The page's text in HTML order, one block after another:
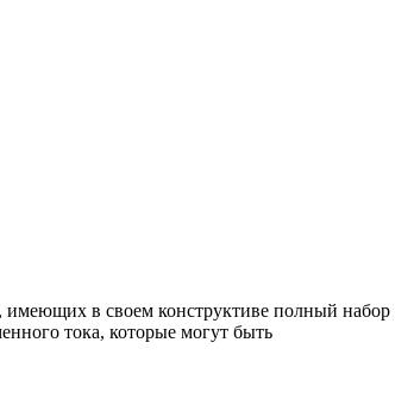
имеющих в своем конструктиве полный набор
тока, которые могут быть